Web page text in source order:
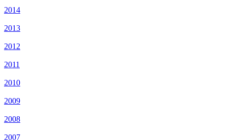
2014
2013
2012
2011
2010
2009
2008
2007